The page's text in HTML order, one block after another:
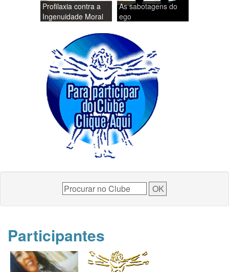
Profilaxia contra a
Ingenuidade Moral
As sabotagens do
ego
Participantes